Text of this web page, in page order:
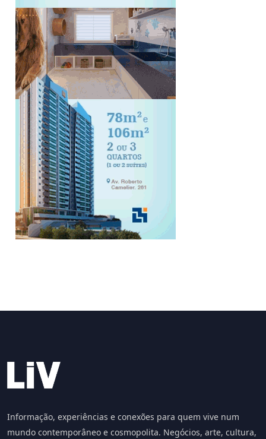
Informação, experiências e conexões para quem vive num
mundo contemporâneo e cosmopolita. Negócios, arte, cultura,